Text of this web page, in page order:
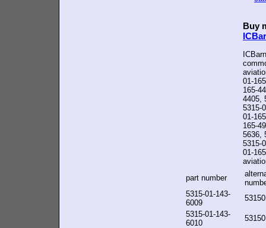
Buy
01-
165-
4405,
5315-
01-
165-
5636,
5315-
01-
part number
5315-01-143-
6009
5315-01-143-
6010